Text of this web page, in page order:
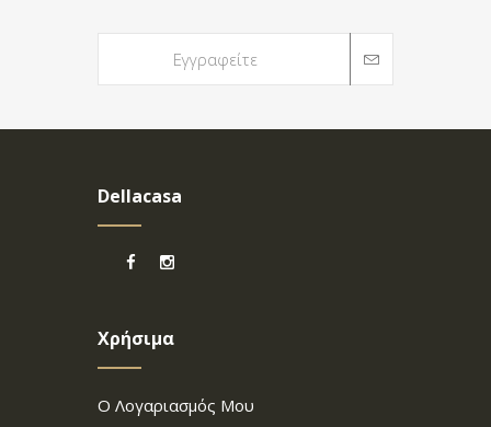
Dellacasa
Χρήσιμα
Ο Λογαριασμός Μου